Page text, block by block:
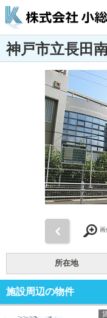
神戸市立長田
画
所在地
施設周辺の物件